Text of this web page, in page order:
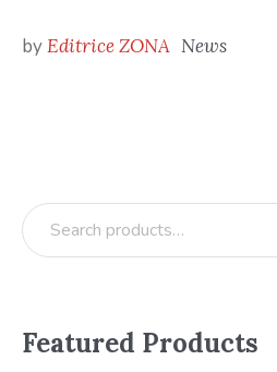
byEditrice ZONA News
Featured Products